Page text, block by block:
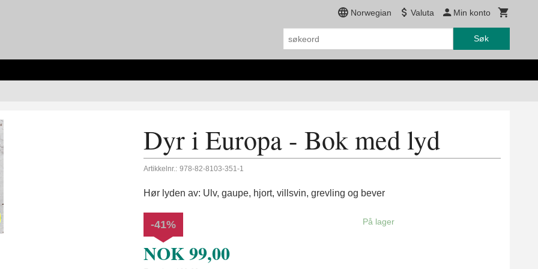
Norwegian Valuta Min konto
Søk
Dyr i Europa - Bok med lyd
Artikkelnr.: 978-82-8103-351-1
Hør lyden av: Ulv, gaupe, hjort, villsvin, grevling og bever
NOK99,00
-41% På lager